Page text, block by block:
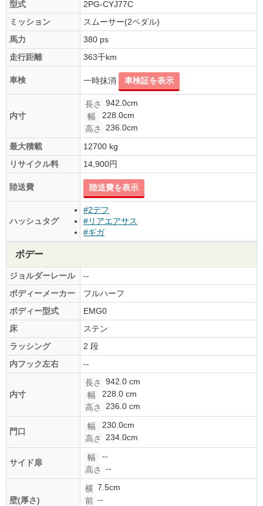
型式
2PG-CYJ77C
ミッション
スムーサー(2ペダル)
馬力
380 ps
走行距離
363千km
車検 一時抹消 車検証を表示
内寸
長さ
942.0cm
幅
228.0cm
高さ
236.0cm
最大積載
12700 kg
リサイクル料
14,900円
陸送費 陸送費を表示
ハッシュタグ
#2デフ
#リアエアサス
#ギガ
ボデー
ジョルダーレール
--
ボディーメーカー
フルハーフ
ボディー型式
EMG0
床
ステン
ラッシング
2 段
内フック左右
--
内寸
長さ
942.0 cm
幅
228.0 cm
高さ
236.0 cm
門口
幅
230.0cm
高さ
234.0cm
サイド扉
幅
--
高さ
--
壁(厚さ)
横 7.5cm
前 --